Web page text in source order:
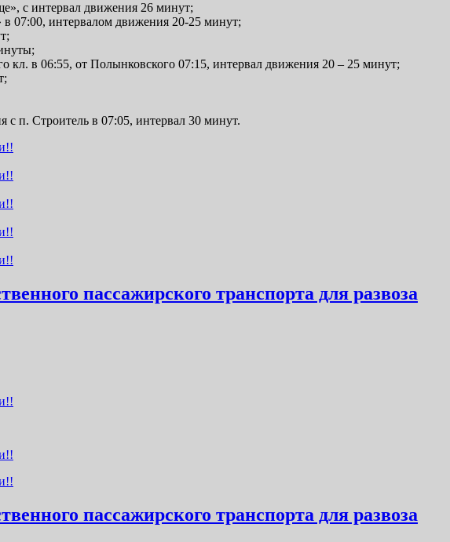
с интервал движения 26 минут;
07:00, интервалом движения 20-25 минут;
кл. в 06:55, от Полынковского 07:15, интервал движения 20 – 25 минут;
п. Строитель в 07:05, интервал 30 минут.
пассажирского транспорта для развоза
пассажирского транспорта для развоза